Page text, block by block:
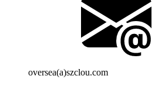
oversea(a)szclou.com